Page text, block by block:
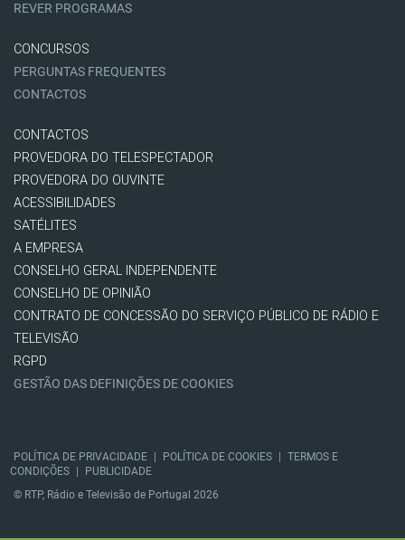
REVER PROGRAMAS
CONCURSOS
PERGUNTAS FREQUENTES
CONTACTOS
CONTACTOS
PROVEDORA DO TELESPECTADOR
PROVEDORA DO OUVINTE
ACESSIBILIDADES
SATÉLITES
A EMPRESA
CONSELHO GERAL INDEPENDENTE
CONSELHO DE OPINIÃO
CONTRATO DE CONCESSÃO DO SERVIÇO PÚBLICO DE RÁDIO E
TELEVISÃO
RGPD
GESTÃO DAS DEFINIÇÕES DE COOKIES
POLÍTICA DE PRIVACIDADE POLÍTICA DE COOKIES
TERMOS E
CONDIÇÕES
PUBLICIDADE
© RTP, Rádio e Televisão de Portugal 2026